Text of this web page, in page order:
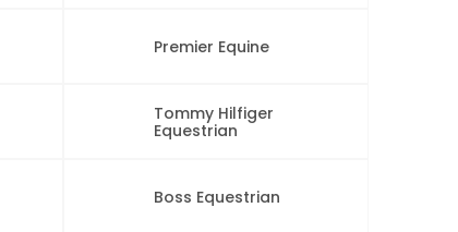
Premier Equine
Tommy Hilfiger
Equestrian
Boss Equestrian